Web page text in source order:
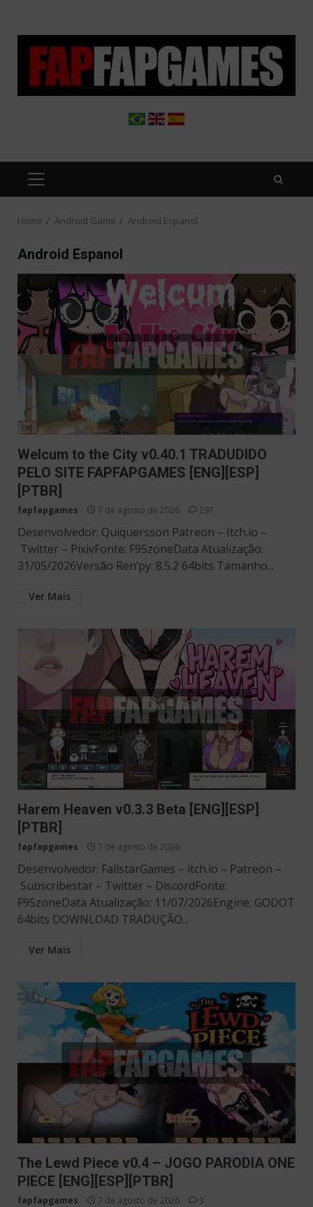
PRIMARY
MENU
Home Android Game Android Espanol
Android Espanol
Welcum to the City v0.40.1 TRADUDIDO
PELO SITE FAPFAPGAMES [ENG][ESP]
[PTBR]
fapfapgames 7 de agosto de 2026 297
Desenvolvedor: Quiquersson Patreon – Itch.io –
Twitter – PixivFonte: F95zoneData Atualização:
31/05/2026Versão Ren’py: 8.5.2 64bits Tamanho...
Ver Mais
Harem Heaven v0.3.3 Beta [ENG][ESP]
[PTBR]
fapfapgames 7 de agosto de 2026
Desenvolvedor: FallstarGames – itch.io – Patreon –
Subscribestar – Twitter – DiscordFonte:
F95zoneData Atualização: 11/07/2026Engine: GODOT
64bits DOWNLOAD TRADUÇÃO...
Ver Mais
The Lewd Piece v0.4 – JOGO PARODIA ONE
PIECE [ENG][ESP][PTBR]
fapfapgames 7 de agosto de 2026 3